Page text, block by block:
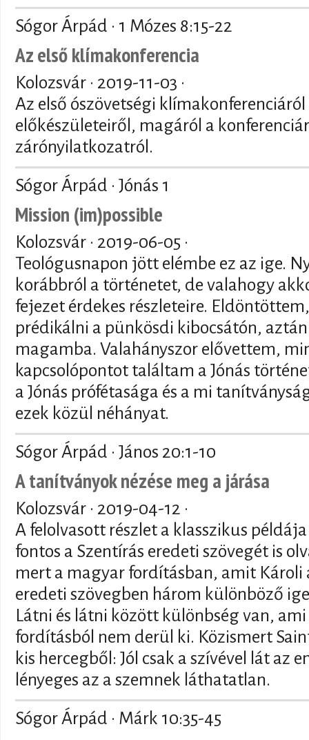
Sógor Árpád · 1 Mózes 8:15-22
Az első klímakonferencia
Kolozsvár · 2019-11-03 ·
Az első ószövetségi
előkészületeiről, magáról a
zárónyilatkozatról.
Sógor Árpád · Jónás 1
Mission (im)possible
Kolozsvár · 2019-06-05 ·
Teológusnapon jött elémbe ez az ige.
korábbról a történetet, de valahogy
fejezet érdekes részleteire.
prédikálni a pünkösdi kibocsátón,
magamba. Valahányszor elővettem,
kapcsolópontot találtam a Jónás
a Jónás prófétasága és a mi
ezek közül néhányat.
Sógor Árpád · János 20:1-10
A tanítványok nézése meg a járása
Kolozsvár · 2019-04-12 ·
A felolvasott részlet a klasszikus
fontos a Szentírás eredeti szövegét is
mert a magyar fordításban, amit Károli
eredeti szövegben három különböző
Látni és látni között különbség van,
fordításból nem derül ki. Közismert
kis hercegből: Jól csak a szívével lát az
lényeges az a szemnek láthatatlan.
Sógor Árpád · Márk 10:35-45